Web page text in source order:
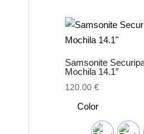
Samsonite
Mochila 14.1″
120.00 €
Color